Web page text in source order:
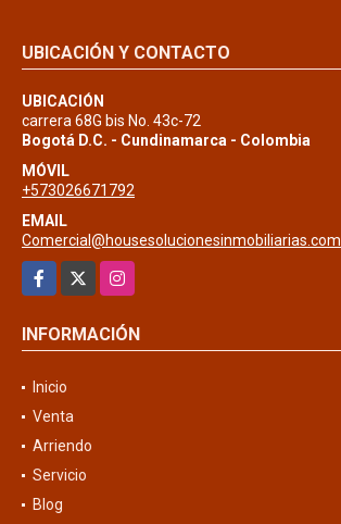
UBICACIÓN Y CONTACTO
UBICACIÓN
carrera 68G bis No. 43c-72
Bogotá D.C. - Cundinamarca - Colombia
MÓVIL
+573026671792
EMAIL
Comercial@housesolucionesinmobiliarias.com
Facebook
Instagram
INFORMACIÓN
Inicio
Venta
Arriendo
Servicio
Blog